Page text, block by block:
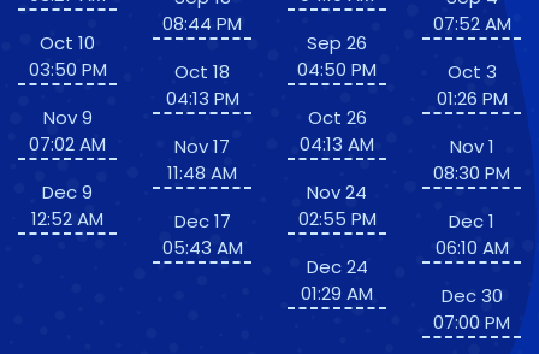
Oct 10
03:50 PM
Nov 9
07:02 AM
Dec 9
12:52 AM
08:44 PM
Oct 18
04:13 PM
Nov 17
11:48 AM
Dec 17
05:43 AM
Sep 26
04:50 PM
Oct 26
04:13 AM
Nov 24
02:55 PM
Dec 24
01:29 AM
07:52 AM
Oct 3
01:26 PM
Nov 1
08:30 PM
Dec 1
06:10 AM
Dec 30
07:00 PM